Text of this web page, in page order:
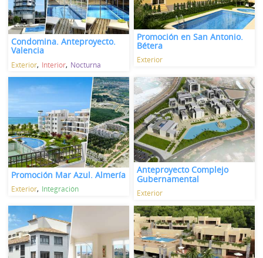
Condomina. Anteproyecto.
Valencia
Exterior Interior Nocturna
Promoción en San Antonio.
Bétera
Exterior
Promoción Mar Azul. Almería
Exterior Integración
Anteproyecto Complejo
Gubernamental
Exterior